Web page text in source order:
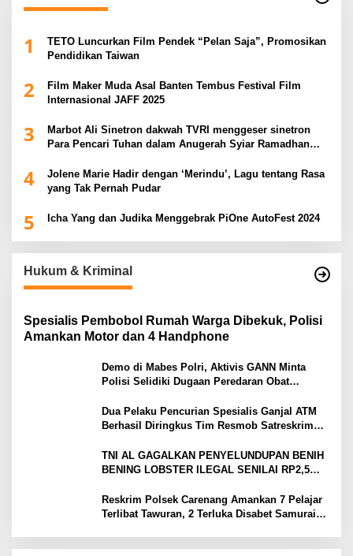
1
TETO Luncurkan Film Pendek “Pelan Saja”, Promosikan
Pendidikan Taiwan
2
Film Maker Muda Asal Banten Tembus Festival Film
Internasional JAFF 2025
3
Marbot Ali Sinetron dakwah TVRI menggeser sinetron
Para Pencari Tuhan dalam Anugerah Syiar Ramadhan
4
Jolene Marie Hadir dengan ‘Merindu’, Lagu tentang Rasa
yang Tak Pernah Pudar
5 Icha Yang dan Judika Menggebrak PiOne AutoFest 2024
Hukum & Kriminal
Spesialis Pembobol Rumah Warga Dibekuk, Polisi
Amankan Motor dan 4 Handphone
Demo di Mabes Polri, Aktivis GANN Minta
Polisi Selidiki Dugaan Peredaran Obat
Dua Pelaku Pencurian Spesialis Ganjal ATM
Berhasil Diringkus Tim Resmob Satreskrim
TNI AL GAGALKAN PENYELUNDUPAN BENIH
BENING LOBSTER ILEGAL SENILAI RP2,5
Reskrim Polsek Carenang Amankan 7 Pelajar
Terlibat Tawuran, 2 Terluka Disabet Samurai